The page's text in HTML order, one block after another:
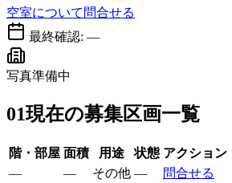
空室について問合せる
最終確認: —
写真準備中
01現在の募集区画一覧
階・部屋 面積 用途 状態 アクション
—
— その他 —
問合せる